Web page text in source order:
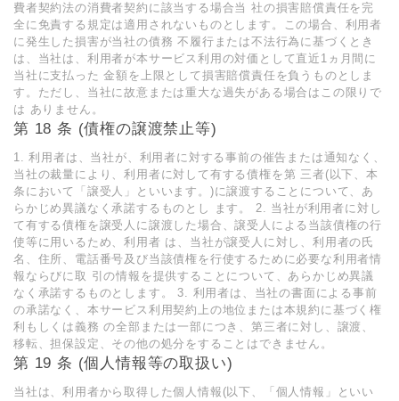
費者契約法の消費者契約に該当する場合当 社の損害賠償責任を完
全に免責する規定は適用されないものとします。この場合、利用者
に発生した損害が当社の債務 不履行または不法行為に基づくとき
は、当社は、利用者が本サービス利用の対価として直近1ヵ月間に
当社に支払った 金額を上限として損害賠償責任を負うものとしま
す。ただし、当社に故意または重大な過失がある場合はこの限りで
は ありません。
第 18 条 (債権の譲渡禁止等)
1. 利用者は、当社が、利用者に対する事前の催告または通知なく、
当社の裁量により、利用者に対して有する債権を第 三者(以下、本
条において「譲受人」といいます。)に譲渡することについて、あ
らかじめ異議なく承諾するものとし ます。 2. 当社が利用者に対し
て有する債権を譲受人に譲渡した場合、譲受人による当該債権の行
使等に用いるため、利用者 は、当社が譲受人に対し、利用者の氏
名、住所、電話番号及び当該債権を行使するために必要な利用者情
報ならびに取 引の情報を提供することについて、あらかじめ異議
なく承諾するものとします。 3. 利用者は、当社の書面による事前
の承諾なく、本サービス利用契約上の地位または本規約に基づく権
利もしくは義務 の全部または一部につき、第三者に対し、譲渡、
移転、担保設定、その他の処分をすることはできません。
第 19 条 (個人情報等の取扱い)
当社は、利用者から取得した個人情報(以下、「個人情報」といい